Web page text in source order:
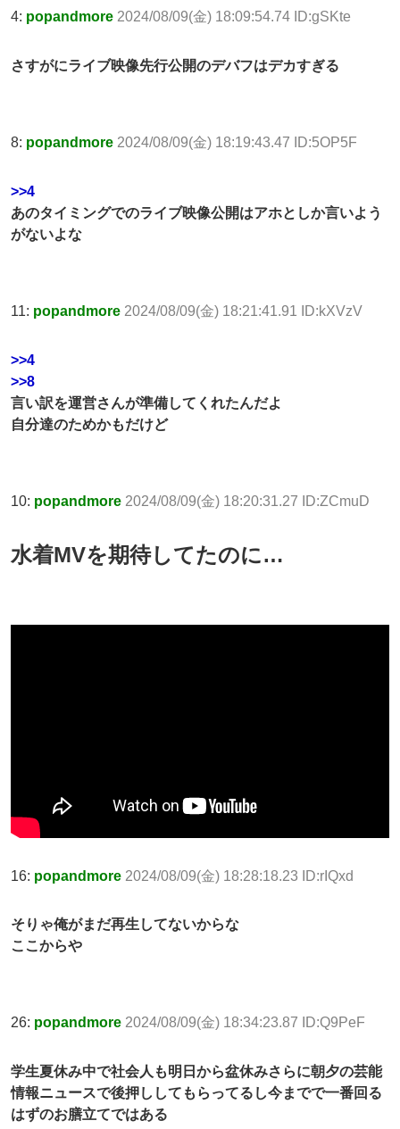
4: popandmore 2024/08/09(金) 18:09:54.74 ID:gSKte
さすがにライブ映像先行公開のデバフはデカすぎる
8: popandmore 2024/08/09(金) 18:19:43.47 ID:5OP5F
>>4
あのタイミングでのライブ映像公開はアホとしか言いよう
がないよな
11: popandmore 2024/08/09(金) 18:21:41.91 ID:kXVzV
>>4
>>8
言い訳を運営さんが準備してくれたんだよ
自分達のためかもだけど
10: popandmore 2024/08/09(金) 18:20:31.27 ID:ZCmuD
水着MVを期待してたのに…
16: popandmore 2024/08/09(金) 18:28:18.23 ID:rIQxd
そりゃ俺がまだ再生してないからな
ここからや
26: popandmore 2024/08/09(金) 18:34:23.87 ID:Q9PeF
学生夏休み中で社会人も明日から盆休みさらに朝夕の芸能
情報ニュースで後押ししてもらってるし今までで一番回る
はずのお膳立てではある